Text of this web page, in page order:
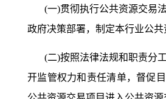
(一)贯彻执行公共资源交易
政府决策部署，制定本行业公
(二)按照法律法规和职责分
开监管权力和责任清单，督促